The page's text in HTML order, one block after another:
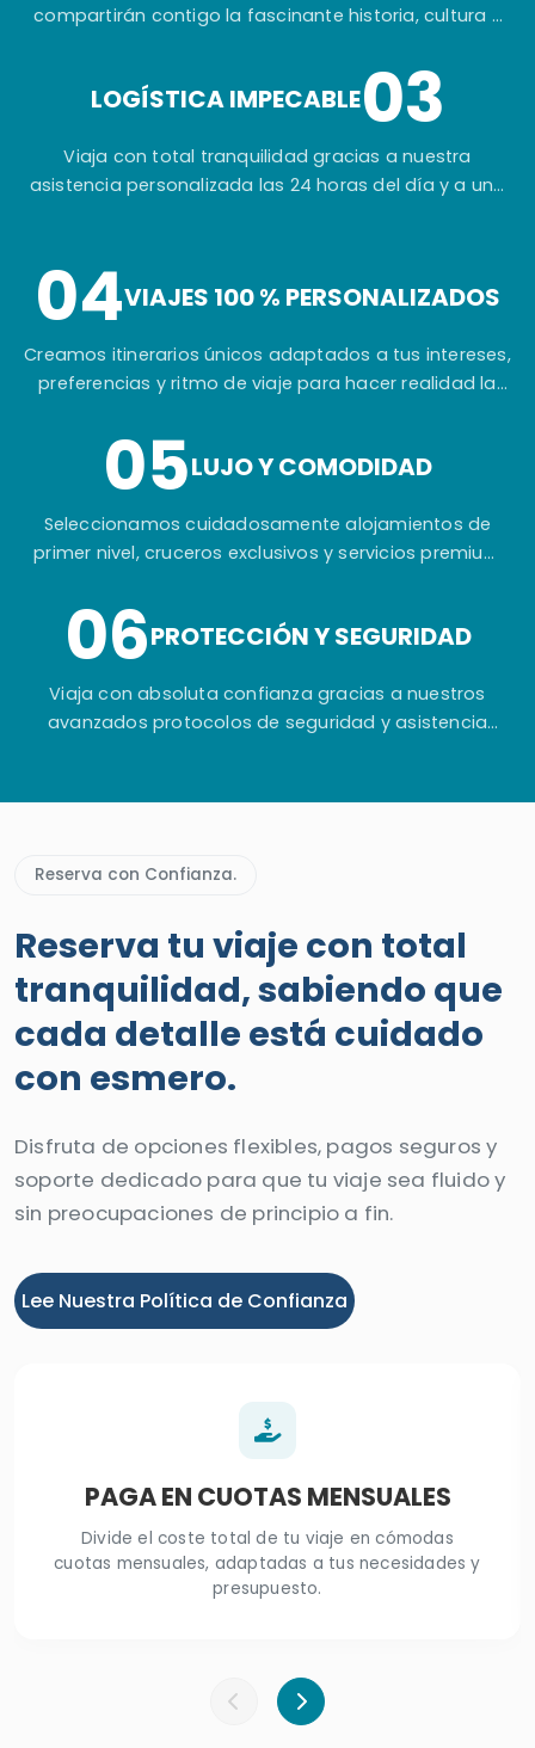
compartirán contigo la fascinante historia, cultura y
extraordinarias del mundo.
LOGÍSTICA IMPECABLE03
Viaja con total tranquilidad gracias a nuestra
asistencia personalizada las 24 horas del día y a una
04VIAJES 100 % PERSONALIZADOS
Creamos itinerarios únicos adaptados a tus intereses,
preferencias y ritmo de viaje para hacer realidad la
05LUJO Y COMODIDAD
Seleccionamos cuidadosamente alojamientos de
primer nivel, cruceros exclusivos y servicios premium
06PROTECCIÓN Y SEGURIDAD
Viaja con absoluta confianza gracias a nuestros
avanzados protocolos de seguridad y asistencia
Reserva con Confianza.
Reserva tu viaje con total
tranquilidad, sabiendo que
cada detalle está cuidado
con esmero.
Disfruta de opciones flexibles, pagos seguros y
soporte dedicado para que tu viaje sea fluido y
sin preocupaciones de principio a fin.
Lee Nuestra Política de Confianza
PAGA EN CUOTAS MENSUALES
Divide el coste total de tu viaje en cómodas
cuotas mensuales, adaptadas a tus necesidades y
presupuesto.